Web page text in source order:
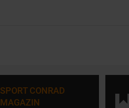
SPORT CONRAD
MAGAZIN